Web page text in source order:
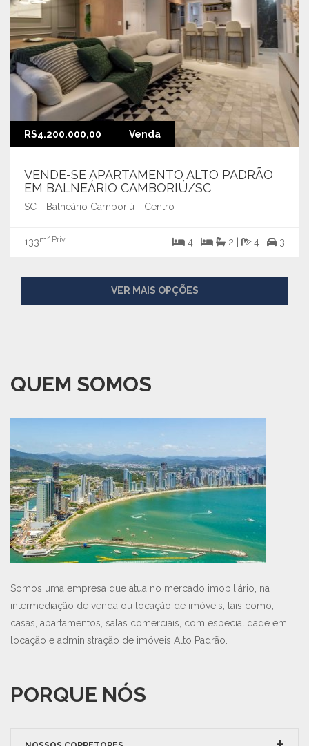
R$4.200.000,00 Venda
VENDE-SE APARTAMENTO ALTO PADRÃO
EM BALNEÁRIO CAMBORIÚ/SC
SC - Balneário Camboriú - Centro
133m² Priv. 4 | 2 | 4 | 3
VER MAIS OPÇÕES
QUEM SOMOS
Somos uma empresa que atua no mercado imobiliário, na
intermediação de venda ou locação de imóveis, tais como,
casas, apartamentos, salas comerciais, com especialidade em
locação e administração de imóveis Alto Padrão.
PORQUE NÓS